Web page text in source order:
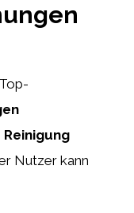
Nutzer kann